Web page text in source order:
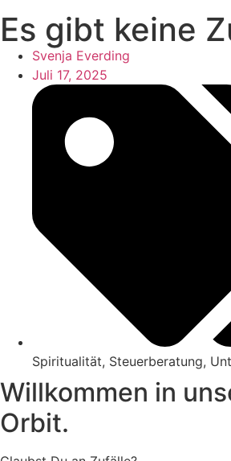
Es gibt keine
Svenja Everding
Juli 17, 2025
Spiritualität, Steuerberatung,
Willkommen in
Orbit.